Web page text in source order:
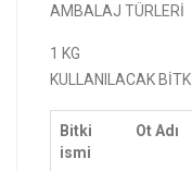
AMBALAJ TÜRLERİ
1 KG
KULLANILACAK
Bitki
ismi
Ot Adı